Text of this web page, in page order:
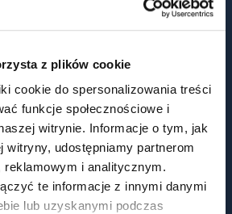
z plików cookie
cookie do spersonalizowania treści
funkcje społecznościowe i
witrynie. Informacje o tym, jak
witryny, udostępniamy partnerom
reklamowym i analitycznym.
te informacje z innymi danymi
lub uzyskanymi podczas
osoby, która wesprze
prowadzeniu pełnej księgowości
z realną odpowiedzialnością,
i wpływu na procesy